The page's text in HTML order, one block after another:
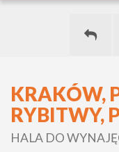
KRAKÓW,
RYBITWY,
HALA DO